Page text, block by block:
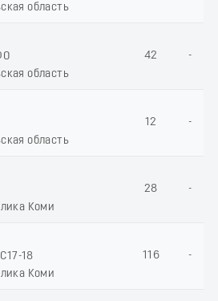
область
область
42 -
область
12 -
Коми
28 -
18
Коми
116 -